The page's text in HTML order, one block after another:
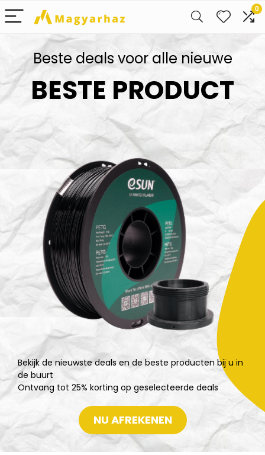
0
Beste deals voor alle nieuwe
BESTE PRODUCT
Bekijk de nieuwste deals en de beste producten bij u in
de buurt
Ontvang tot 25% korting op geselecteerde deals
NU AFREKENEN